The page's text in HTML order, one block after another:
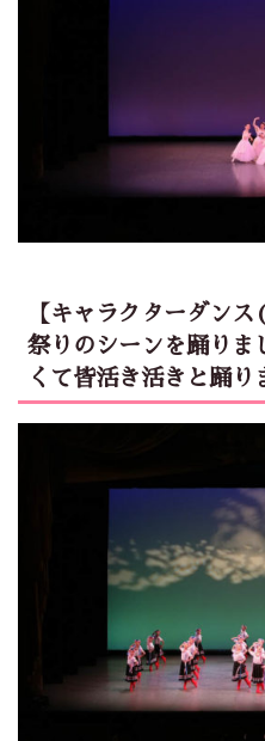
【キャラクターダン
祭りのシーンを踊りま
くて皆活き活きと踊り